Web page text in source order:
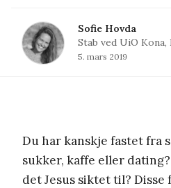
Sofie Hovda
Stab ved UiO Kona,
5. mars 2019
Du har kanskje fastet fra
sukker, kaffe eller
det Jesus siktet til?